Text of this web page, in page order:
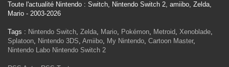
Toute l'actualité Nintendo : Switch, Nintendo Switch 2, amiibo, Zelda,
Mario - 2003-2026
Tags : Nintendo Switch, Zelda, Mario, Pokémon, Metroid, Xenoblade,
Splatoon, Nintendo 3DS, Amiibo, My Nintendo, Cartoon Master,
Nintendo Labo Nintendo Switch 2